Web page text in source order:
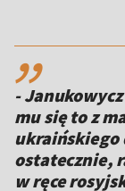
,,
-
mu się to z
ukraińskiego
ostatecznie,
w ręce